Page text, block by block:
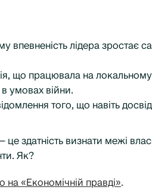
впевненість лідера зростає
що працювала на локальному
умовах війни.
того, що навіть
це здатність визнати межі
Як?
на «Економічній правді».